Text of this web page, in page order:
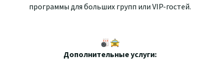
программы для больших групп или VIP-гостей.
🎳🚖
Дополнительные услуги: